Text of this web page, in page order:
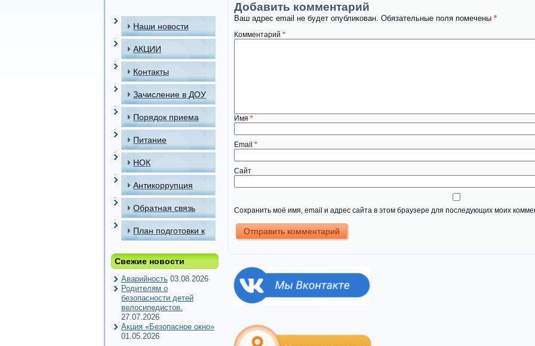
Наши новости
АКЦИИ
Контакты
Зачисление в ДОУ
Порядок приема
детей в МАДОУ
Питание
НОК
Антикоррупция
Обратная связь
План подготовки к
периоду
Свежие новости
Аварийность 03.08.2026
Родителям о
безопасности детей
велосипедистов.
27.07.2026
Акция «Безопасное окно»
01.05.2026
Добавить комментарий
Ваш адрес email не будет опубликован. Обязательные поля помечены *
Комментарий *
Имя *
Email *
Сайт
Сохранить моё имя, email и адрес сайта в этом браузере для последующих моих